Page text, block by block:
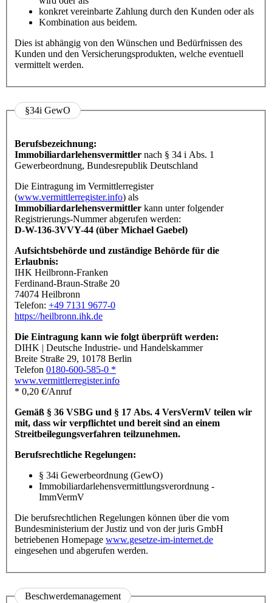
konkret vereinbarte Zahlung durch den Kunden oder als
Kombination aus beidem.
Dies ist abhängig von den Wünschen und Bedürfnissen des
Kunden und den Versicherungsprodukten, welche eventuell
vermittelt werden.
§34i GewO
Berufsbezeichnung:
Immobiliardarlehensvermittler nach § 34 i Abs. 1
Gewerbeordnung, Bundesrepublik Deutschland
Die Eintragung im Vermittlerregister
(www.vermittlerregister.info) als
Immobiliardarlehensvermittler kann unter folgender
Registrierungs-Nummer abgerufen werden:
D-W-136-3VVY-44 (über Michael Gaebel)
Aufsichtsbehörde und zuständige Behörde für die
Erlaubnis:
IHK Heilbronn-Franken
Ferdinand-Braun-Straße 20
74074 Heilbronn
Telefon: +49 7131 9677-0
https://heilbronn.ihk.de
Die Eintragung kann wie folgt überprüft werden:
DIHK | Deutsche Industrie- und Handelskammer
Breite Straße 29, 10178 Berlin
Telefon 0180-600-585-0 *
www.vermittlerregister.info
* 0,20 €/Anruf
Gemäß § 36 VSBG und § 17 Abs. 4 VersVermV teilen wir
mit, dass wir verpflichtet und bereit sind an einem
Streitbeilegungsverfahren teilzunehmen.
Berufsrechtliche Regelungen:
§ 34i Gewerbeordnung (GewO)
Immobiliardarlehensvermittlungsverordnung -
ImmVermV
Die berufsrechtlichen Regelungen können über die vom
Bundesministerium der Justiz und von der juris GmbH
betriebenen Homepage www.gesetze-im-internet.de
eingesehen und abgerufen werden.
Beschwerdemanagement